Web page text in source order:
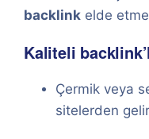
backlink elde
Kaliteli
Çermik veya
sitelerden gelir